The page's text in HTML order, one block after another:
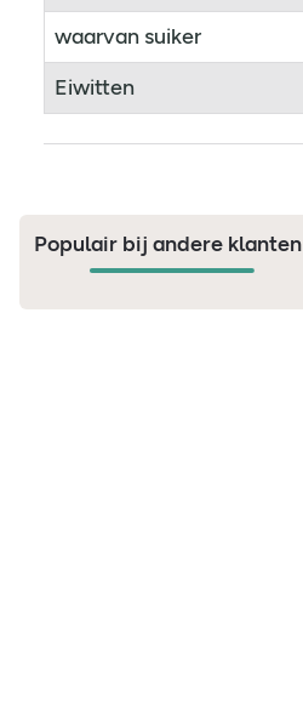
waarvan suiker
Eiwitten
Populair bij andere klanten